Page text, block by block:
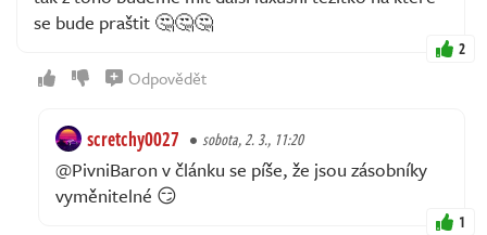
se bude praštit 🤔🤔🤔
2
Odpovědět
scretchy0027 sobota, 2. 3., 11:20
@PivniBaron v článku se píše, že jsou zásobníky
vyměnitelné 😏
1